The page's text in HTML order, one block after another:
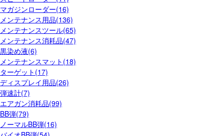
マガジンローダー(16)
メンテナンス用品(136)
メンテナンスツール(65)
メンテナンス消耗品(47)
黒染め液(6)
メンテナンスマット(18)
ターゲット(17)
ディスプレイ用品(26)
弾速計(7)
エアガン消耗品(99)
BB弾(79)
ノーマルBB弾(16)